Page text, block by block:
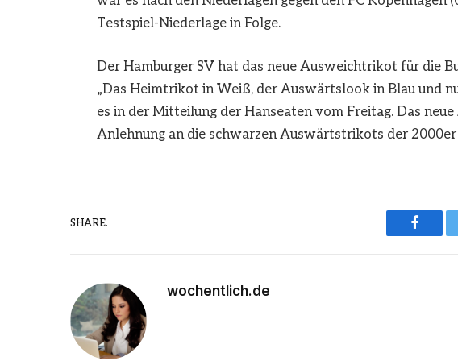
Testspiel-Niederlage in Folge.
Der Hamburger SV hat das neue Ausweichtrikot für die
„Das Heimtrikot in Weiß, der Auswärtslook in Blau und
es in der Mitteilung der Hanseaten vom Freitag. Das
Anlehnung an die schwarzen Auswärtstrikots der 2000er
SHARE.
wochentlich.de